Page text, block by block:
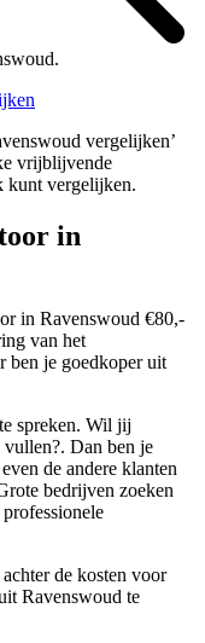
vergelijken’
vrijblijvende
kunt vergelijken.
in
in Ravenswoud €80,-
van het
ben je goedkoper uit
spreken. Wil jij
Dan ben je
de andere klanten
bedrijven zoeken
de kosten voor
Ravenswoud te